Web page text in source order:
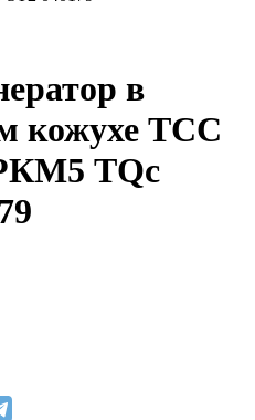
в
кожухе ТСС
TQc